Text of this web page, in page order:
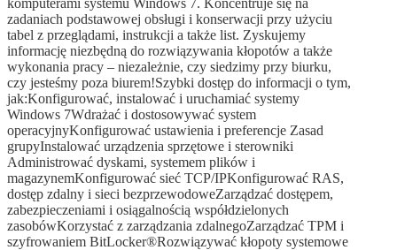
zadaniach podstawowej obsługi i konserwacji przy użyciu
tabel z przeglądami, instrukcji a także list. Zyskujemy
informację niezbędną do rozwiązywania kłopotów a także
wykonania pracy – niezależnie, czy siedzimy przy biurku,
czy jesteśmy poza biurem!Szybki dostęp do informacji o tym,
jak:Konfigurować, instalować i uruchamiać systemy
Windows 7Wdrażać i dostosowywać system
operacyjnyKonfigurować ustawienia i preferencje Zasad
grupyInstalować urządzenia sprzętowe i sterowniki
Administrować dyskami, systemem plików i
magazynemKonfigurować sieć TCP/IPKonfigurować RAS,
dostęp zdalny i sieci bezprzewodoweZarządzać dostępem,
zabezpieczeniami i osiągalnością współdzielonych
zasobówKorzystać z zarządzania zdalnegoZarządzać TPM i
szyfrowaniem BitLocker®Rozwiązywać kłopoty systemowe